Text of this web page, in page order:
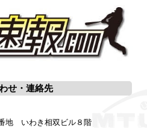
せ・連絡先
地 いわき相双ビル８階